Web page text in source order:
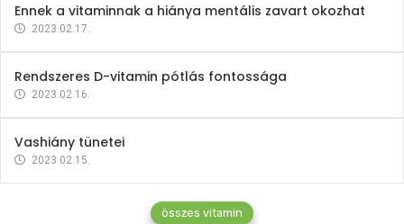
Ennek a vitaminnak a hiánya mentális zavart okozhat
2023.02.17.
Rendszeres D-vitamin pótlás fontossága
2023.02.16.
Vashiány tünetei
2023.02.15.
összes vitamin